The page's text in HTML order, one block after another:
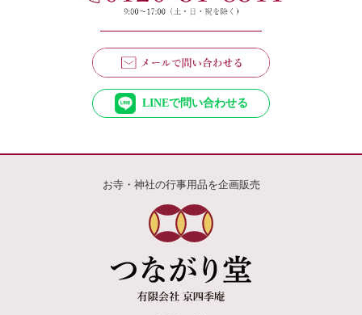
LINEで問い合わせる
お寺・神社の行事用品を企画販売